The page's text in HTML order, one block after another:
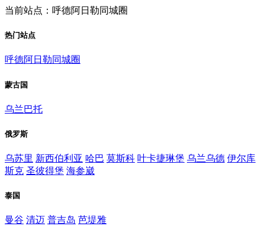
当前站点：呼德阿日勒同城圈
热门站点
呼德阿日勒同城圈
蒙古国
乌兰巴托
俄罗斯
乌苏里 新西伯利亚 哈巴 莫斯科 叶卡捷琳堡 乌兰乌德 伊尔库
斯克 圣彼得堡 海参崴
泰国
曼谷 清迈 普吉岛 芭堤雅